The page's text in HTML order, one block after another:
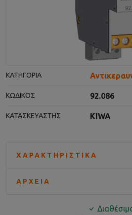
ΚΑΤΗΓΟΡΊΑ
ΚΩΔΙΚΌΣ 92.086
ΚΑΤΑΣΚΕΥΑΣΤΉΣ KIWA
ΧΑΡΑΚΤΗΡΙΣΤΙΚΆ
ΑΡΧΕΊΑ